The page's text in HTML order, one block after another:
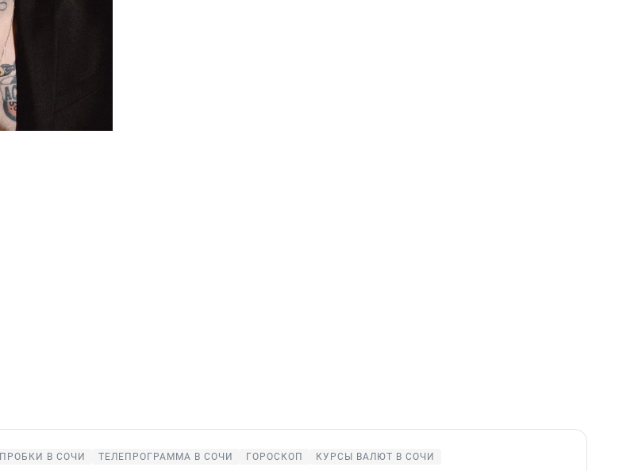
ПРОБКИ В СОЧИ ТЕЛЕПРОГРАММА В СОЧИ ГОРОСКОП КУРСЫ ВАЛЮТ В СОЧИ